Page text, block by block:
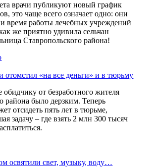
врачи публикуют новый график
это чаще всего означает одно: они
и время работы лечебных учреждений
же приятно удивила сельчан
Ставропольского района!
«на все деньги» и в тюрьму
обидчику от безработного жителя
района было дерзким. Теперь
отсидеть пять лет в тюрьме,
задачу – где взять 2 млн 300 тысяч
освятили свет, музыку, воду…